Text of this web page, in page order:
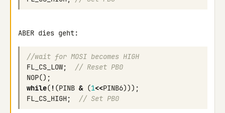
//wait for MOSI becomes HIGH
FL_CS_LOW;
// Reset PB0
NOP();
while( ! (PINB & (1<<PINB6)));
FL_CS_HIGH ; // Set PB0